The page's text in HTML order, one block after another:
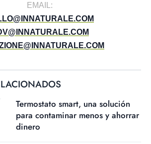
EMAIL:
Termostato smart, una solución
para contaminar menos y ahorrar
dinero